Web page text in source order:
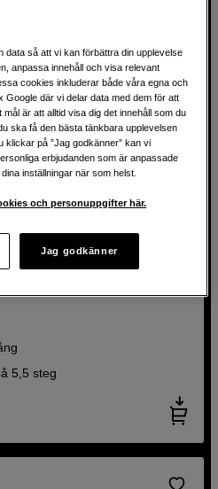
med blixtsnabb autofokus
5,5 steg
data så att vi kan förbättra din upplevelse
anpassa innehåll och visa relevant
cookies inkluderar både våra egna och
där vi delar data med dem för att
är att alltid visa dig det innehåll som du
ska få den bästa tänkbara upplevelsen
klickar på ”Jag godkänner” kan vi
erbjudanden som är anpassade
inställningar när som helst.
och personuppgifter här.
Jag godkänner